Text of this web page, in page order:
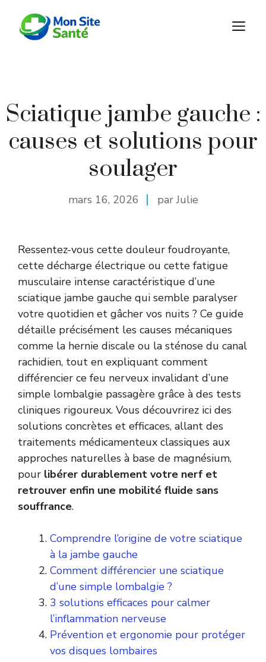
contenu
Sciatique jambe gauche :
causes et solutions pour
soulager
mars 16, 2026 par Julie
Ressentez-vous cette douleur foudroyante,
cette décharge électrique ou cette fatigue
musculaire intense caractéristique d’une
sciatique jambe gauche qui semble paralyser
votre quotidien et gâcher vos nuits ? Ce guide
détaille précisément les causes mécaniques
comme la hernie discale ou la sténose du canal
rachidien, tout en expliquant comment
différencier ce feu nerveux invalidant d’une
simple lombalgie passagère grâce à des tests
cliniques rigoureux. Vous découvrirez ici des
solutions concrètes et efficaces, allant des
traitements médicamenteux classiques aux
approches naturelles à base de magnésium,
pour libérer durablement votre nerf et
retrouver enfin une mobilité fluide sans
souffrance.
Comprendre l’origine de votre sciatique
à la jambe gauche
Comment différencier une sciatique
d’une simple lombalgie ?
3 solutions efficaces pour calmer
l’inflammation nerveuse
Prévention et ergonomie pour protéger
vos disques lombaires